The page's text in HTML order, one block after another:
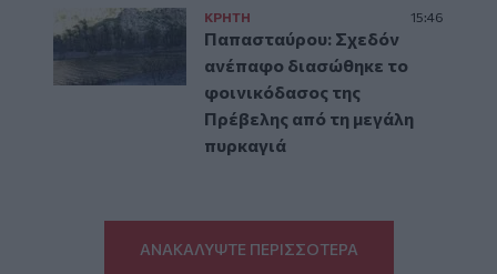
ΚΡΗΤΗ 15:46
Παπασταύρου: Σχεδόν
ανέπαφο διασώθηκε το
φοινικόδασος της
Πρέβελης από τη μεγάλη
πυρκαγιά
ΑΝΑΚΑΛΥΨΤΕ ΠΕΡΙΣΣΟΤΕΡΑ